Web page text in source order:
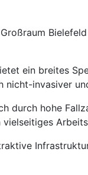
ein breites
nicht-invasiver
durch hohe